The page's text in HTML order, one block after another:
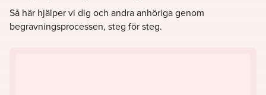
Så här hjälper vi dig och andra anhöriga genom
begravningsprocessen, steg för steg.